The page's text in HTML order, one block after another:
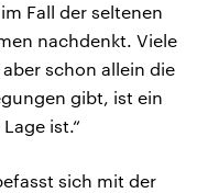
Fall der seltenen
nachdenkt. Viele
schon allein die
gibt, ist ein
ist.“
sich mit der